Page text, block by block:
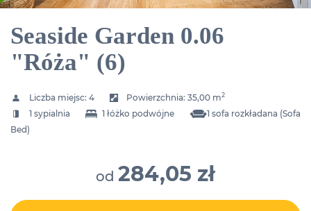
Seaside Garden 0.06
"Róża" (6)
Liczba miejsc: 4 Powierzchnia:35,00 m2
1 sypialnia 1 łóżko podwójne
1 sofa rozkładana (Sofa
Bed)
od 284,05 zł